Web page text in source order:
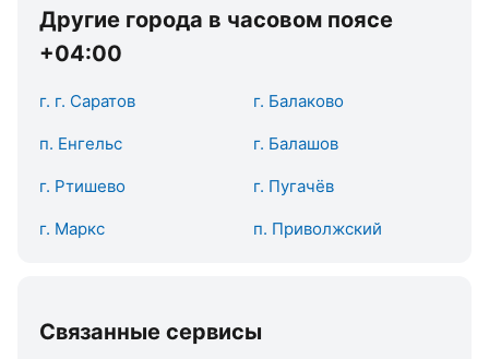
Другие города в часовом поясе
+04:00
г. г. Саратов г. Балаково
п. Енгельс г. Балашов
г. Ртишево г. Пугачёв
г. Маркс п. Приволжский
Связанные сервисы